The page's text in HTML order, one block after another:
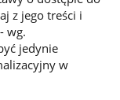
z jego treści i
wg.
jedynie
w